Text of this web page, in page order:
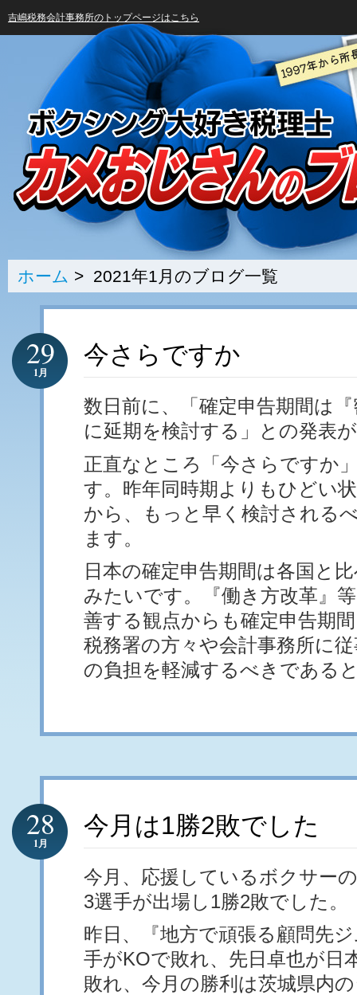
吉嶋税務会計事務所のトップページはこちら
ホーム > 2021年1月のブログ一覧
今さらですか
29
1月
数日前に、「確定申告期間は
に延期を検討する」との発表
正直なところ「今さらですか
す。昨年同時期よりもひどい
から、もっと早く検討される
ます。
日本の確定申告期間は各国と
みたいです。『働き方改革』
善する観点からも確定申告期
税務署の方々や会計事務所に
の負担を軽減するべきである
今月は1勝2敗でした
28
1月
今月、応援しているボクサー
3選手が出場し1勝2敗でした。
昨日、『地方で頑張る顧問先
手がKOで敗れ、先日卓也が日
敗れ、今月の勝利は茨城県内